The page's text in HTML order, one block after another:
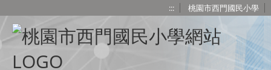
::: 桃園市西門國民小學